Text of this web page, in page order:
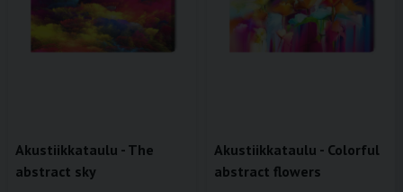
Akustiikkataulu - The
abstract sky
Akustiikkataulu - Colorful
abstract flowers